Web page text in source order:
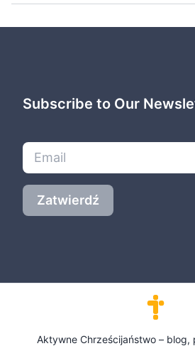
Subscribe to Our
Zatwierdź
Aktywne Chrześcijaństwo –